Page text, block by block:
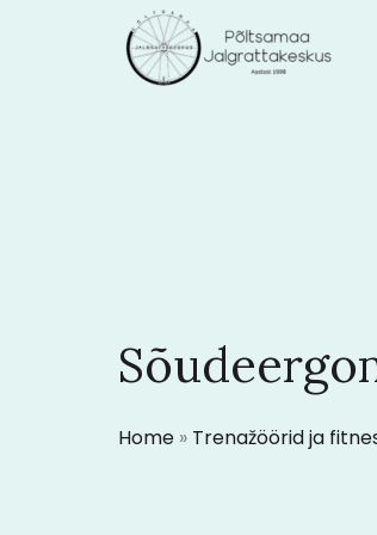
Home » Trenažöörid ja